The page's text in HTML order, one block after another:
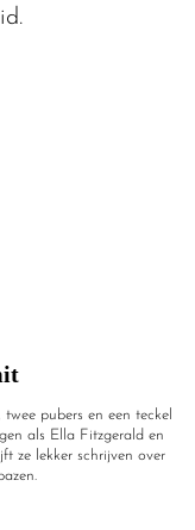
pubers en een teckel
als Ella Fitzgerald en
ze lekker schrijven over